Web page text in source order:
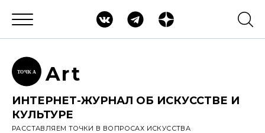
ТОЧК А Art
ИНТЕРНЕТ-ЖУРНАЛ ОБ ИСКУССТВЕ И
КУЛЬТУРЕ
РАССТАВЛЯЕМ ТОЧКИ В ВОПРОСАХ ИСКУССТВА